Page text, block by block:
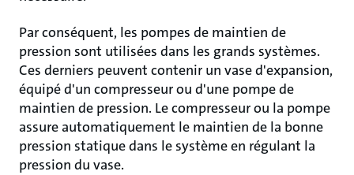
Par conséquent, les pompes de maintien de
pression sont utilisées dans les grands systèmes.
Ces derniers peuvent contenir un vase d'expansion,
équipé d'un compresseur ou d'une pompe de
maintien de pression. Le compresseur ou la pompe
assure automatiquement le maintien de la bonne
pression statique dans le système en régulant la
pression du vase.